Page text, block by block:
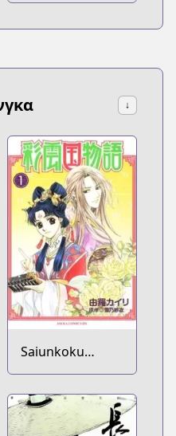
↓
Saiunkoku
Monogatari